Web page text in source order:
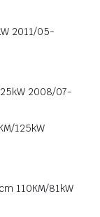
2011/05-
2008/07-
125kW
110KM/81kW